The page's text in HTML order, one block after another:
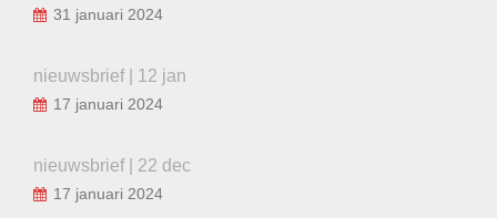
31 januari 2024
nieuwsbrief | 12 jan
17 januari 2024
nieuwsbrief | 22 dec
17 januari 2024